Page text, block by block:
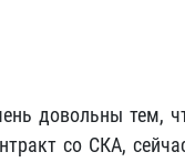
довольны тем,
со СКА,